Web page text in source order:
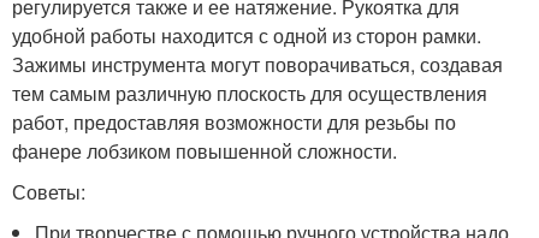
регулируется также и ее натяжение. Рукоятка для
удобной работы находится с одной из сторон рамки.
Зажимы инструмента могут поворачиваться, создавая
тем самым различную плоскость для осуществления
работ, предоставляя возможности для резьбы по
фанере лобзиком повышенной сложности.
Советы: